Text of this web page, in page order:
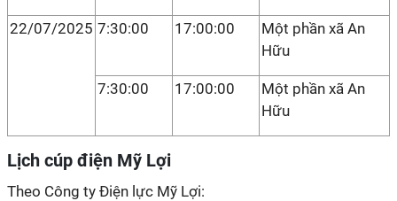
22/07/2025 7:30:00 17:00:00
Một phần xã An
Hữu
7:30:00 17:00:00
Một phần xã An
Hữu
Lịch cúp điện Mỹ Lợi
Theo Công ty Điện lực Mỹ Lợi: